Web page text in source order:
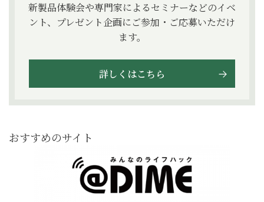
新製品体験会や専門家によるセミナーなどのイベ
ント、プレゼント企画にご参加・ご応募いただけ
ます。
詳しくはこちら
おすすめのサイト